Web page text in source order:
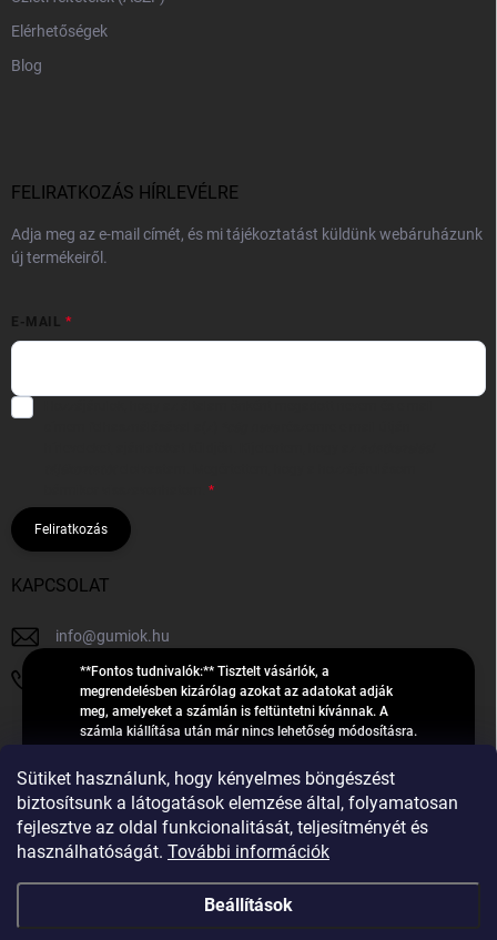
Sütiket használunk, hogy kényelmes böngészést
biztosítsunk a látogatások elemzése által, folyamatosan
fejlesztve az oldal funkcionalitását, teljesítményét és
használhatóságát. További információk
Beállítások
**Fontos tudnivalók:** Tisztelt vásárlók, a
megrendelésben kizárólag azokat az adatokat adják
meg, amelyeket a számlán is feltüntetni kívánnak. A
számla kiállítása után már nincs lehetőség módosításra.
feldolgozása” státusz alatt van lehetőség! Csak új,
**2023-ban, 2024-ben vagy 2025-ben** gyártott
gumiabroncsokat árusítunk – a gumik **pontos DOT-
számáról nem adunk felvilágosítást**! Köszönjük. A
feldolgozás alatt álló nagyszámú megrendelésre
vagy feldolgozásáról való tájékoztatásra. Csak
Elérhetőségek
Blog
FELIRATKOZÁS HÍRLEVÉLRE
Adja meg az e-mail címét, és mi tájékoztatást küldünk webáruházunk
új termékeiről.
E-MAIL
Feliratkozás
KAPCSOLAT
info@gumiok.hu
+36705429902
R
U
K
E
R
Árukereső.hu
gumiok